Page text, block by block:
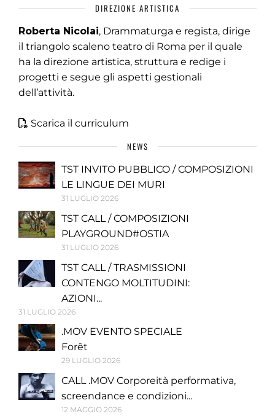
DIREZIONE ARTISTICA
Roberta Nicolai, Drammaturga e regista, dirige
il triangolo scaleno teatro di Roma per il quale
ha la direzione artistica, struttura e redige i
progetti e segue gli aspetti gestionali
dell’attività.
Scarica il curriculum
NEWS
TST INVITO PUBBLICO / COMPOSIZIONI
LE LINGUE DEI MURI
31 LUGLIO 2026
TST CALL / COMPOSIZIONI
PLAYGROUND#OSTIA
31 LUGLIO 2026
TST CALL / TRASMISSIONI
CONTENGO MOLTITUDINI:
AZIONI...
31 LUGLIO 2026
.MOV EVENTO SPECIALE
Forêt
29 LUGLIO 2026
CALL .MOV Corporeità performativa,
screendance e condizioni...
12 MAGGIO 2026